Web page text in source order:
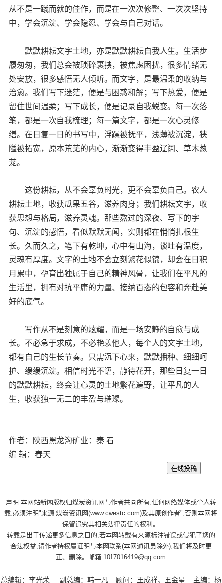
从不是一蹴而就的佳作，而是在一次次修整、一次次坚持
中，学会沉淀、学会隐忍、学会与自己对话。
默默耕耘文字土地，亦是默默耕耘自我人生。生活步
履匆匆，我们总会被琐碎裹挟，被焦虑困扰，很多情绪无
处安放，很多感悟无人倾听。而文字，是最温柔的收纳与
治愈。我们写下迷茫，便是与困惑和解；写下热爱，便是
留住世间温柔；写下成长，便是记录自我蜕变。每一次落
笔，都是一次自我梳理；每一篇文字，都是一次心灵修
缮。在日复一日的书写中，浮躁被抚平，浅薄被沉淀，狭
隘被拓宽，原本荒芜的内心，渐渐变得丰盈辽阔、草木葱
茏。
这份耕耘，从不会辜负时光，更不会辜负自己。农人
耕耘土地，收获瓜果五谷，滋养肉身；我们耕耘文字，收
获思想与格局，滋养灵魂。那些熬过的深夜、写下的字
句、沉淀的感悟，看似默默无闻，实则都在悄悄扎根生
长。久而久之，笔下有乾坤，心中有山海，谈吐有温度，
灵魂有厚度。文字的土地不会立刻繁花似锦，却会在日积
月累中，孕育出独属于自己的精神风骨，让我们在平凡的
生活里，拥有对抗平庸的力量、接纳百态的包容和奔赴美
好的底气。
写作从不是刻意的炫耀，而是一场安静的自愈与成
长。不必急于求成，不必艳羡他人，每个人的文字土地，
都有自己的生长节奏。只需沉下心来，默默播种、细细呵
护、缓缓沉淀。相信时光不语，静待花开，那些日复一日
的默默耕耘，终会让心灵的土地繁花遍野，让平凡的人
生，收获独一无二的丰盈与璀璨。
作者：陕西黑龙沟矿业：秦 石
编 辑：春天
声明:本网站新闻版权归煤炭资讯网与作者共同所有,任何网络媒体或个人转
载,必须注明"来源:煤炭资讯网(www.cwestc.com)及其原创作者",否则本网将
保留追究其相关法律责任的权利。
转载是出于传递更多信息之目的,若本网转载有来源标注错误或侵犯了您的
合法权益,请作者持权属证明与本网联系(本网通讯员除外),我们将及时更
正、删除。邮箱:1017016419@qq.com
总编辑：李光荣 副总编：韩一凡 顾问：王成祥、王金星 主编：杨